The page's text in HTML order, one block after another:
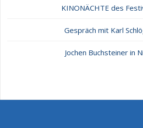
KINONÄCHTE des
Gespräch mit Karl
Jochen Buchsteiner in